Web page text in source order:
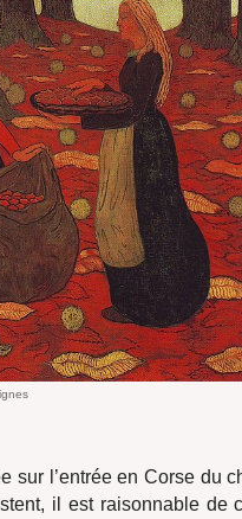
sur l’entrée en Corse du
il est raisonnable